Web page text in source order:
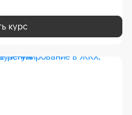
курс